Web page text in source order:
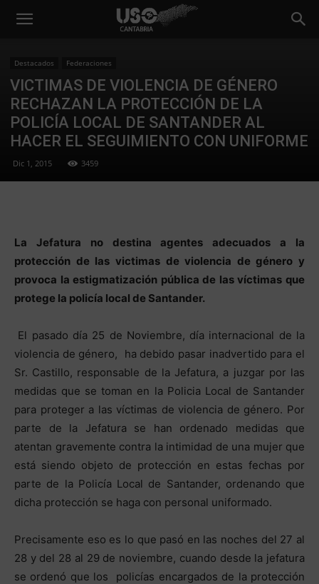
Destacados Federaciones
VICTIMAS DE VIOLENCIA DE GÉNERO
RECHAZAN LA PROTECCIÓN DE LA
POLICÍA LOCAL DE SANTANDER AL
HACER EL SEGUIMIENTO CON UNIFORME
Dic 1, 2015 3459
La Jefatura no destina agentes adecuados a la
protección de las victimas de violencia de género y
provoca la estigmatización pública de las víctimas que
protege la policía local de Santander.
El pasado día 25 de Noviembre, día internacional de la
violencia de género, ha debido pasar inadvertido para el
Sr. Castillo, responsable de la Jefatura, a juzgar por las
medidas que se toman en la Policia Local de Santander
para proteger a las víctimas de violencia de género. Por
parte de la Jefatura se han ordenado medidas que
atentan gravemente contra la intimidad de una mujer que
está siendo objeto de protección en estas fechas por
parte de la Policía Local de Santander, ordenando que
dicha protección se haga con personal uniformado.
Precisamente eso es lo que pasó en las noches del 27 al
28 y del 28 al 29 de noviembre, cuando desde la jefatura
se ordenó que los policías encargados de la protección